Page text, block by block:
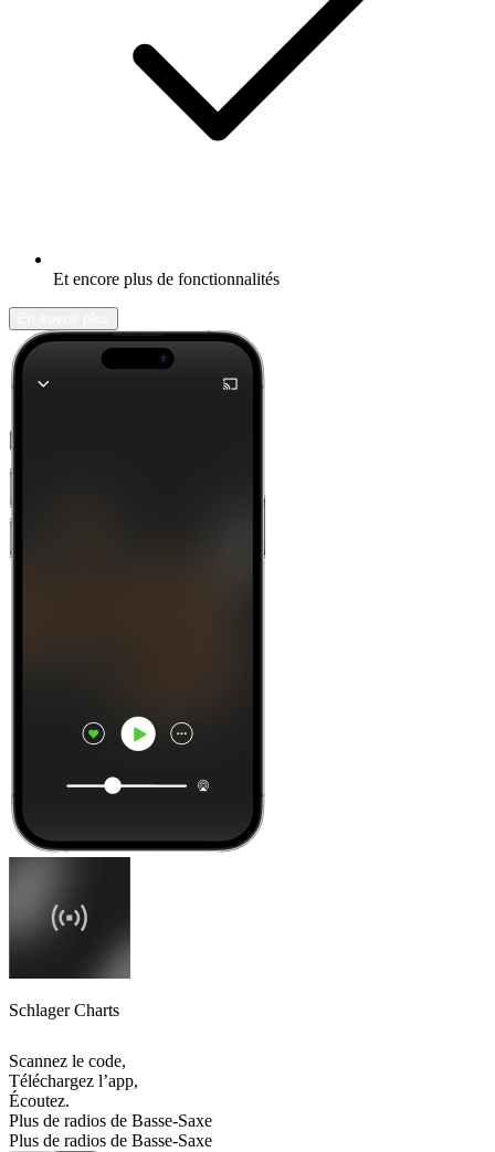
Et encore plus de fonctionnalités
Schlager Charts
Scannez le code,
Téléchargez l’app,
Écoutez.
Plus de radios de Basse-Saxe
Plus de radios de Basse-Saxe